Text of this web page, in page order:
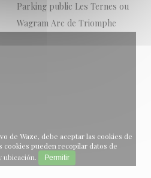
Parking public Les Ternes ou
Wagram Arc de Triomphe
de Waze, debe aceptar las cookies de
cookies pueden recopilar datos de
ubicación.
Permitir